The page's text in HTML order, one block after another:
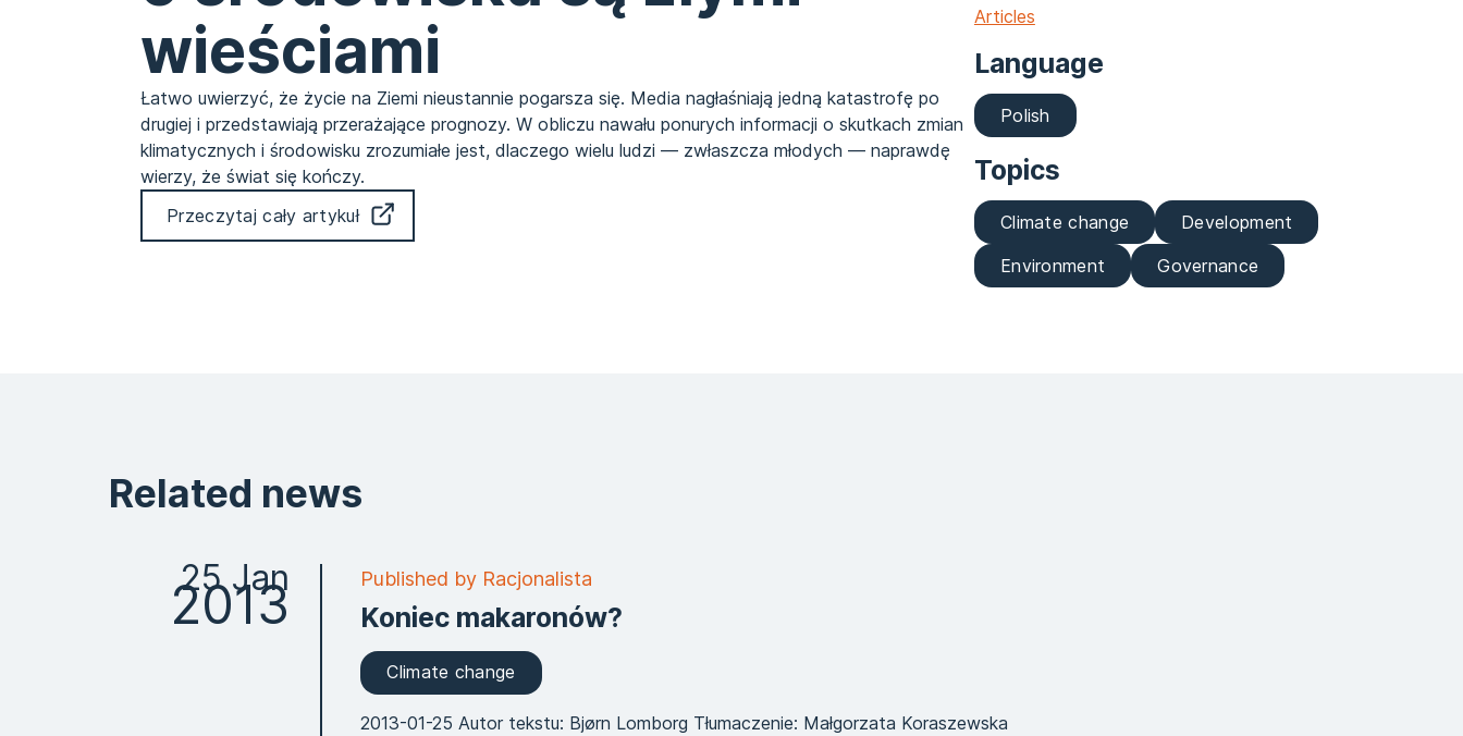
wieściami
Łatwo uwierzyć, że życie na Ziemi nieustannie pogarsza się. Media nagłaśniają jedną katastrofę po
drugiej i przedstawiają przerażające prognozy. W obliczu nawału ponurych informacji o skutkach zmian
klimatycznych i środowisku zrozumiałe jest, dlaczego wielu ludzi — zwłaszcza młodych — naprawdę
wierzy, że świat się kończy.
Przeczytaj cały artykuł
Articles
Language
Polish
Topics
Climate change
Development
Environment
Governance
Related news
25 Jan
2013 Koniec makaronów?
Published by Racjonalista
Climate change
2013-01-25 Autor tekstu: Bjørn Lomborg Tłumaczenie: Małgorzata Koraszewska